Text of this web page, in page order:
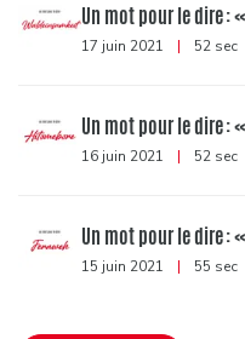
Un mot pour le dire :
17 juin 2021 | 52 sec
Un mot pour le dire :
16 juin 2021 | 52 sec
Un mot pour le dire :
15 juin 2021 | 55 sec